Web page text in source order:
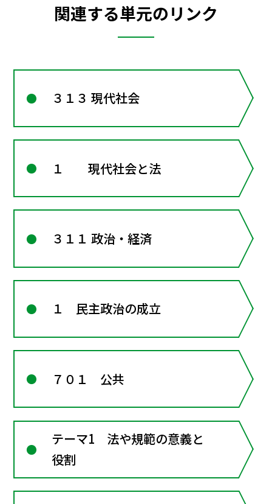
関連する単元のリンク
３１３ 現代社会
１ 現代社会と法
３１１ 政治・経済
１ 民主政治の成立
７０１ 公共
テーマ1 法や規範の意義と
役割